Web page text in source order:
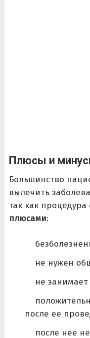
Плюсы и
Большинство
вылечить
так как
плюсами:
не нужен
не
после ее
после нее